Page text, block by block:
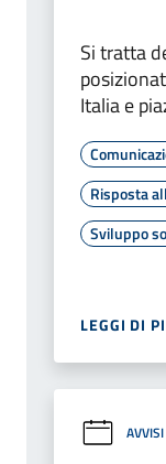
Si tratta
Italia e
Risposta
Sviluppo
LEGGI DI
AVVISI